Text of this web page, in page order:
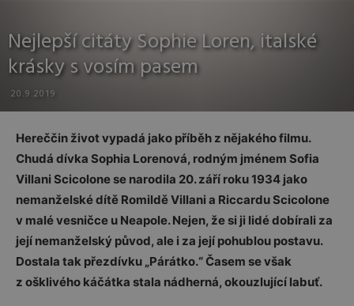
Nejlepší citáty Sophie Loren, italské
krásky s vosím pasem
20.9.2019
Hereččin život vypadá jako příběh z nějakého filmu.
Chudá dívka Sophia Lorenová, rodným jménem Sofia
Villani Scicolone se narodila 20. září roku 1934 jako
nemanželské dítě Romildě Villani a Riccardu Scicolone
v malé vesničce u Neapole. Nejen, že si ji lidé dobírali za
její nemanželský původ, ale i za její pohublou postavu.
Dostala tak přezdívku „Párátko.“ Časem se však
z ošklivého káčátka stala nádherná, okouzlující labuť.